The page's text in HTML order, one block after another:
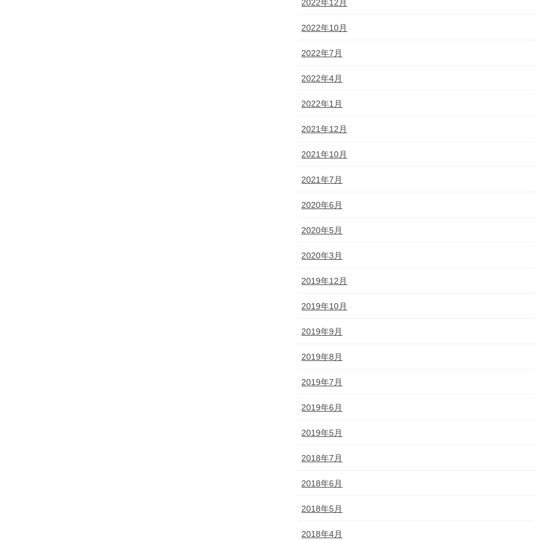
2022年12月
2022年10月
2022年7月
2022年4月
2022年1月
2021年12月
2021年10月
2021年7月
2020年6月
2020年5月
2020年3月
2019年12月
2019年10月
2019年9月
2019年8月
2019年7月
2019年6月
2019年5月
2018年7月
2018年6月
2018年5月
2018年4月